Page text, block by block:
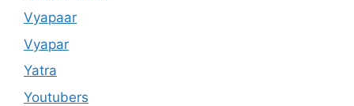
Vyapaar
Vyapar
Yatra
Youtubers